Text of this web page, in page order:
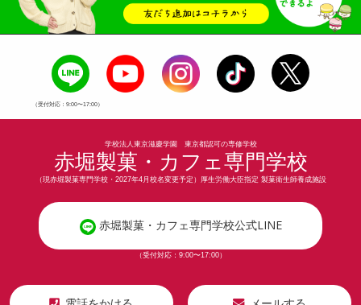
（受付対応：9:00〜17:00）
学校法人東京滋慶学園 東京都認可の専修学校
赤堀製菓・カフェ専門学校
（現赤堀製菓専門学校・2027年4月校名変更予定）厚生労働大臣指定 製菓衛生師養成施設
赤堀製菓・カフェ専門学校公式LINE
（受付対応：9:00〜17:00）